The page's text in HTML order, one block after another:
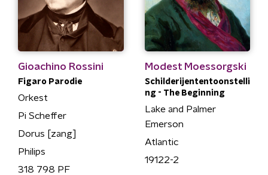
Gioachino Rossini
Figaro Parodie
Orkest
Pi Scheffer
Dorus [zang]
Philips
318 798 PF
Modest Moessorgski
Schilderijententoonstelli
ng - The Beginning
Lake and Palmer
Emerson
Atlantic
19122-2